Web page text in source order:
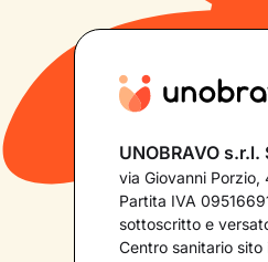
UNOBRAVO
via Giovanni
Partita IVA
sottoscritto e
Centro sanitario